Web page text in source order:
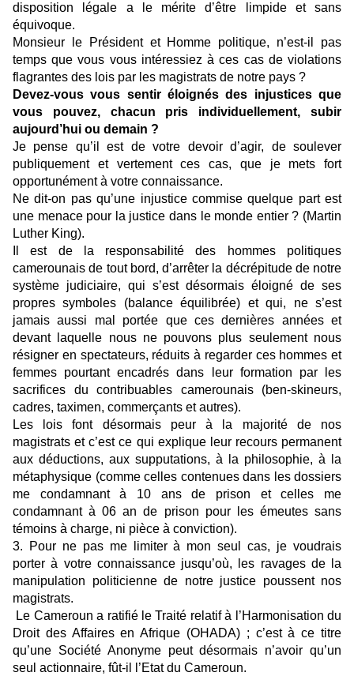
disposition légale a le mérite d’être limpide et sans
équivoque.
Monsieur le Président et Homme politique, n’est-il pas
temps que vous vous intéressiez à ces cas de violations
flagrantes des lois par les magistrats de notre pays ?
Devez-vous vous sentir éloignés des injustices que
vous pouvez, chacun pris individuellement, subir
aujourd’hui ou demain ?
Je pense qu’il est de votre devoir d’agir, de soulever
publiquement et vertement ces cas, que je mets fort
opportunément à votre connaissance.
Ne dit-on pas qu’une injustice commise quelque part est
une menace pour la justice dans le monde entier ? (Martin
Luther King).
Il est de la responsabilité des hommes politiques
camerounais de tout bord, d’arrêter la décrépitude de notre
système judiciaire, qui s’est désormais éloigné de ses
propres symboles (balance équilibrée) et qui, ne s’est
jamais aussi mal portée que ces dernières années et
devant laquelle nous ne pouvons plus seulement nous
résigner en spectateurs, réduits à regarder ces hommes et
femmes pourtant encadrés dans leur formation par les
sacrifices du contribuables camerounais (ben-skineurs,
cadres, taximen, commerçants et autres).
Les lois font désormais peur à la majorité de nos
magistrats et c’est ce qui explique leur recours permanent
aux déductions, aux supputations, à la philosophie, à la
métaphysique (comme celles contenues dans les dossiers
me condamnant à 10 ans de prison et celles me
condamnant à 06 an de prison pour les émeutes sans
témoins à charge, ni pièce à conviction).
3. Pour ne pas me limiter à mon seul cas, je voudrais
porter à votre connaissance jusqu’où, les ravages de la
manipulation politicienne de notre justice poussent nos
magistrats.
Le Cameroun a ratifié le Traité relatif à l’Harmonisation du
Droit des Affaires en Afrique (OHADA) ; c’est à ce titre
qu’une Société Anonyme peut désormais n’avoir qu’un
seul actionnaire, fût-il l’Etat du Cameroun.